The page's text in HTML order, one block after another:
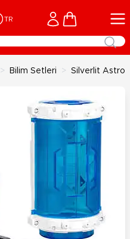
TR Cart
> Bilim Setleri > Silverlit